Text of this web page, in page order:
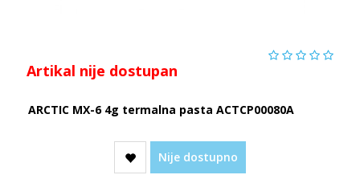
Artikal nije dostupan
ARCTIC MX-6 4g termalna pasta ACTCP00080A
Nije dostupno